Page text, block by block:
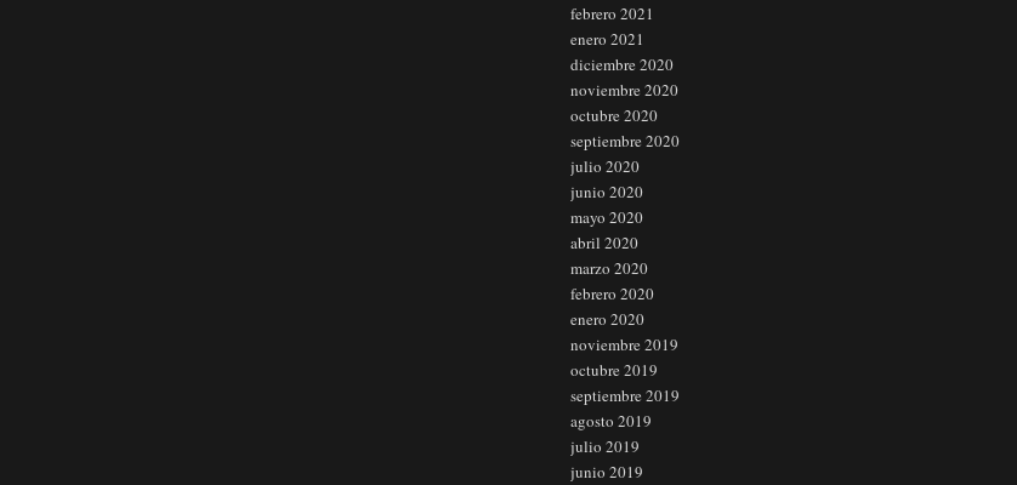
febrero 2021
enero 2021
diciembre 2020
noviembre 2020
octubre 2020
septiembre 2020
julio 2020
junio 2020
mayo 2020
abril 2020
marzo 2020
febrero 2020
enero 2020
noviembre 2019
octubre 2019
septiembre 2019
agosto 2019
julio 2019
junio 2019